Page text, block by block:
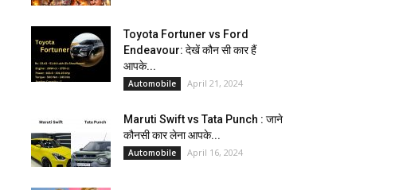
Toyota Fortuner vs Ford
Endeavour: देखें कौन सी कार हैं
आपके...
Automobile April 21, 2024
Maruti Swift vs Tata Punch : जाने
कौनसी कार लेना आपके...
Automobile April 16, 2024